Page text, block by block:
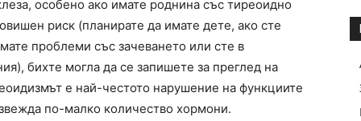
особено ако имате роднина със тиреоидно
риск (планирате да имате дете, ако сте
проблеми със зачеването или сте в
бихте могла да се запишете за преглед на
е най-честото нарушение на функциите
по-малко количество хормони.